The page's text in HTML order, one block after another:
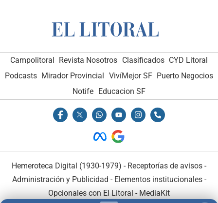
Campolitoral Revista Nosotros Clasificados CYD Litoral
Podcasts Mirador Provincial VivíMejor SF Puerto Negocios
Notife Educacion SF
Hemeroteca Digital (1930-1979) - Receptorías de avisos -
Administración y Publicidad - Elementos institucionales-
Opcionales con El Litoral - MediaKit